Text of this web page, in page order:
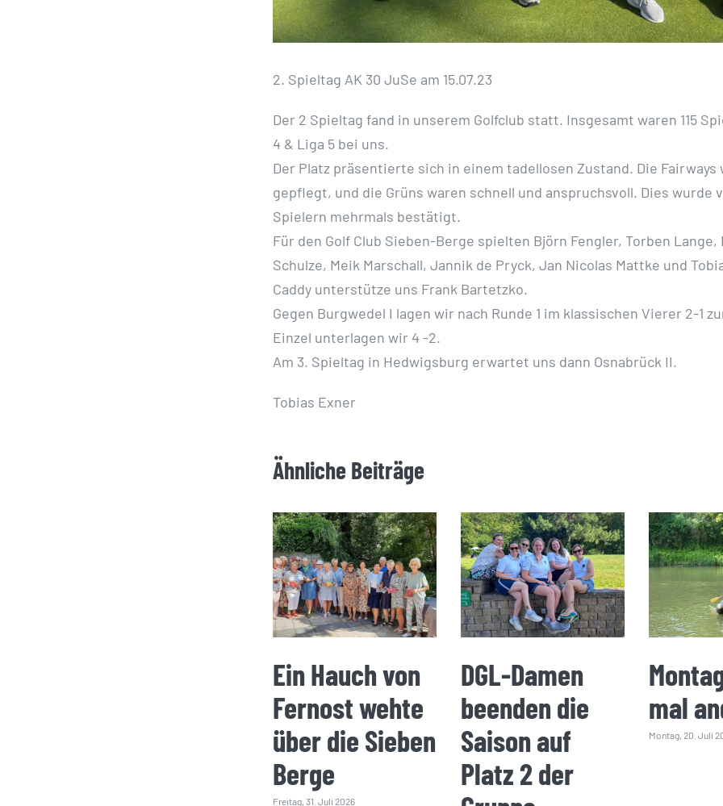
2. Spieltag AK 30 JuSe am 15.07.23
Der 2 Spieltag fand in unserem Golfclub statt. Insgesamt waren 115
4 & Liga 5 bei uns.
Der Platz präsentierte sich in einem tadellosen Zustand. Die Fairways
gepflegt, und die Grüns waren schnell und anspruchsvoll. Dies wurde
Spielern mehrmals bestätigt.
Für den Golf Club Sieben-Berge spielten Björn Fengler, Torben Lange,
Schulze, Meik Marschall, Jannik de Pryck, Jan Nicolas Mattke und
Caddy unterstütze uns Frank Bartetzko.
Gegen Burgwedel I lagen wir nach Runde 1 im klassischen Vierer 2-1
Einzel unterlagen wir 4 -2.
Am 3. Spieltag in Hedwigsburg erwartet uns dann Osnabrück II.
Tobias Exner
Ähnliche Beiträge
Ein Hauch von
Fernost wehte
über die Sieben
Berge
Freitag, 31. Juli 2026
DGL-Damen
beenden die
Saison auf
Platz 2 der
mal
Montag, 20. Juli